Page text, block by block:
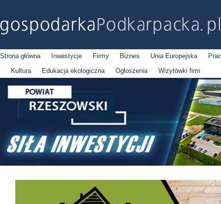
Strona główna Inwestycje Firmy Biznes Unia Europejska
Kultura
Edukacja ekologiczna Ogłoszenia Wizytówki firm